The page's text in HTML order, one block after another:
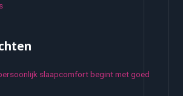
slaapcomfort begint met goed